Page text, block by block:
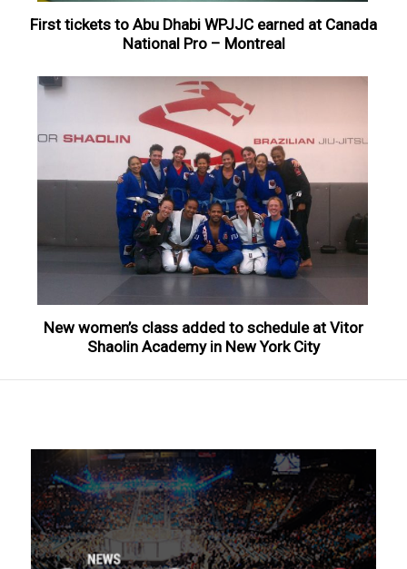
First tickets to Abu Dhabi WPJJC earned at Canada
National Pro – Montreal
New women’s class added to schedule at Vitor
Shaolin Academy in New York City